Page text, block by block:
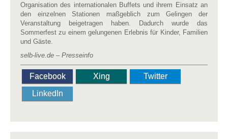
Organisation des internationalen Buffets und ihrem Einsatz an
den einzelnen Stationen maßgeblich zum Gelingen der
Veranstaltung beigetragen haben. Dadurch wurde das
Sommerfest zu einem gelungenen Erlebnis für Kinder, Familien
und Gäste.
selb-live.de – Presseinfo
Facebook Xing
Twitter
LinkedIn